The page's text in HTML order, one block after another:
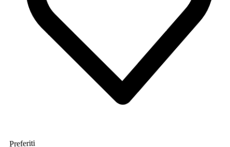
Preferiti